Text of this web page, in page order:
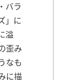
バラ
」に
溢
歪み
なも
に描